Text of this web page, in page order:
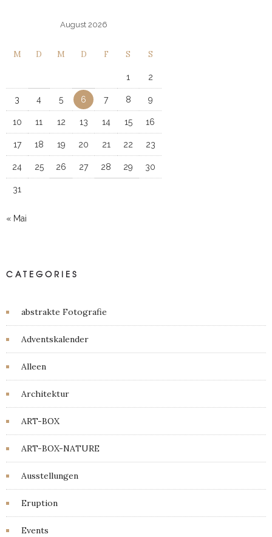
August 2026
M D M D F S S
1 2
3 4 5 6 7 8 9
10 11 12 13 14 15 16
17 18 19 20 21 22 23
24 25 26 27 28 29 30
31
« Mai
CATEGORIES
abstrakte Fotografie
Adventskalender
Alleen
Architektur
ART-BOX
ART-BOX-NATURE
Ausstellungen
Eruption
Events